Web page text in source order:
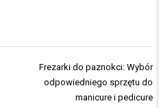
Frezarki do paznokci: Wybór
odpowiedniego sprzętu do
manicure i pedicure